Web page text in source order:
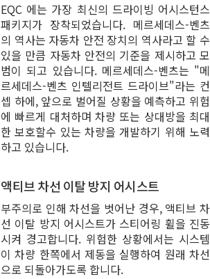
EQC 에는 가장 최신의 드라이빙 어시스턴스
패키지가 장착되었습니다. 메르세데스-벤츠
의 역사는 자동차 안전 장치의 역사라고 할 수
있을 만큼 자동차 안전의 기준을 제시하고 모
범이 되고 있습니다. 메르세데스-벤츠는 "메
르세데스-벤츠 인텔리전트 드라이브"라는 컨
셉 하에, 앞으로 벌어질 상황을 예측하고 위험
에 빠르게 대처하며 차량 또는 상대방을 최대
한 보호할수 있는 차량을 개발하기 위해 노력
하고 있습니다.
액티브 차선 이탈 방지 어시스트
부주의로 인해 차선을 벗어난 경우, 액티브 차
선 이탈 방지 어시스트가 스티어링 휠을 진동
시켜 경고합니다. 위험한 상황에서는 시스템
이 차량 한쪽에서 제동을 실행하여 원래 차선
으로 되돌아가도록 합니다.